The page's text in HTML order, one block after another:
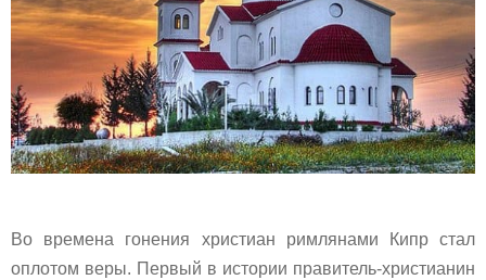
Во времена гонения христиан римлянами Кипр стал
оплотом веры. Первый в истории правитель-христианин